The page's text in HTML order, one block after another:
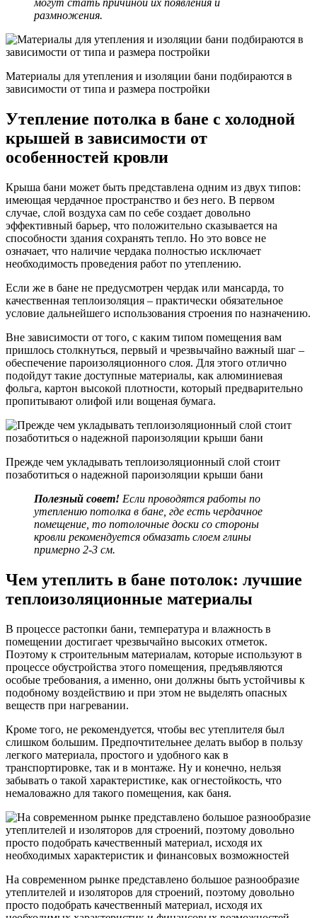
могут стать причиной их появления и
размножения.
Материалы для утепления и изоляции бани подбираются в
зависимости от типа и размера постройки
Утепление потолка в бане с холодной
крышей в зависимости от
особенностей кровли
Крыша бани может быть представлена одним из двух типов:
имеющая чердачное пространство и без него. В первом
случае, слой воздуха сам по себе создает довольно
эффективный барьер, что положительно сказывается на
способности здания сохранять тепло. Но это вовсе не
означает, что наличие чердака полностью исключает
необходимость проведения работ по утеплению.
Если же в бане не предусмотрен чердак или мансарда, то
качественная теплоизоляция – практически обязательное
условие дальнейшего использования строения по назначению.
Вне зависимости от того, с каким типом помещения вам
пришлось столкнуться, первый и чрезвычайно важный шаг –
обеспечение пароизоляционного слоя. Для этого отлично
подойдут такие доступные материалы, как алюминиевая
фольга, картон высокой плотности, который предварительно
пропитывают олифой или вощеная бумага.
Прежде чем укладывать теплоизоляционный слой стоит
позаботиться о надежной пароизоляции крыши бани
Полезный совет! Если проводятся работы по
утеплению потолка в бане, где есть чердачное
помещение, то потолочные доски со стороны
кровли рекомендуется обмазать слоем глины
примерно 2-3 см.
Чем утеплить в бане потолок: лучшие
теплоизоляционные материалы
В процессе растопки бани, температура и влажность в
помещении достигает чрезвычайно высоких отметок.
Поэтому к строительным материалам, которые используют в
процессе обустройства этого помещения, предъявляются
особые требования, а именно, они должны быть устойчивы к
подобному воздействию и при этом не выделять опасных
веществ при нагревании.
Кроме того, не рекомендуется, чтобы вес утеплителя был
слишком большим. Предпочтительнее делать выбор в пользу
легкого материала, простого и удобного как в
транспортировке, так и в монтаже. Ну и конечно, нельзя
забывать о такой характеристике, как огнестойкость, что
немаловажно для такого помещения, как баня.
На современном рынке представлено большое разнообразие
утеплителей и изоляторов для строений, поэтому довольно
просто подобрать качественный материал, исходя их